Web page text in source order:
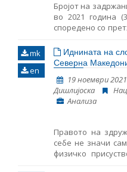
Бројот на
во 2021 година
споредено со
- 225). Постои
задржани деца од
година,
година.
дете во ПТЦ
најдолгото 50
беше назначен
придружба.
околу
mk
en
Иднината на
Северна
19 ноември 2021
Дишлијоска
Анализа
Правото на
себе не значи
физичко
незадоволство